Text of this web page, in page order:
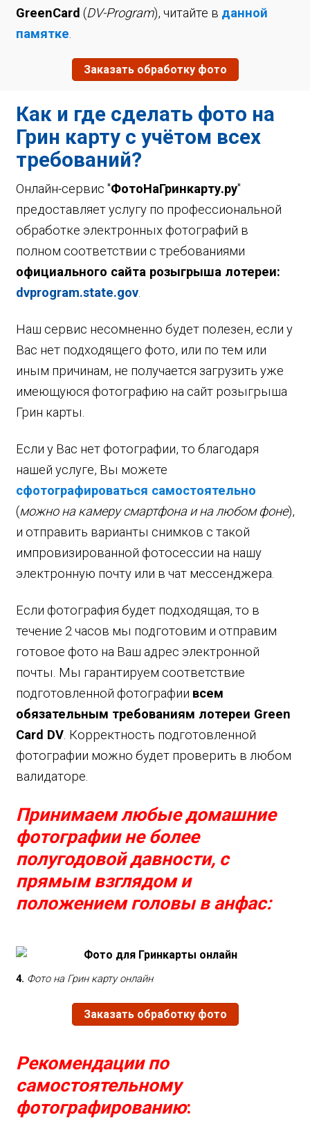
GreenCard (DV-Program), читайте в данной
памятке
Заказать обработку фото
Как и где сделать фото на
Грин карту с учётом всех
требований?
Онлайн-сервис "ФотоНаГринкарту.ру"
предоставляет услугу по профессиональной
обработке электронных фотографий в
полном соответствии с требованиями
официального сайта розыгрыша лотереи:
dvprogram.state.gov.
Наш сервис несомненно будет полезен, если у
Вас нет подходящего фото, или по тем или
иным причинам, не получается загрузить уже
имеющуюся фотографию на сайт розыгрыша
Грин карты.
Если у Вас нет фотографии, то благодаря
нашей услуге, Вы можете
сфотографироваться самостоятельно
(можно на камеру смартфона и на любом фоне),
и отправить варианты снимков с такой
импровизированной фотосессии на нашу
электронную почту или в чат мессенджера.
Если фотография будет подходящая, то в
течение 2 часов мы подготовим и отправим
готовое фото на Ваш адрес электронной
почты. Мы гарантируем соответствие
подготовленной фотографии всем
обязательным требованиям лотереи Green
Card DV. Корректность подготовленной
фотографии можно будет проверить в любом
валидаторе.
Принимаем любые домашние
фотографии не более
полугодовой давности, с
прямым взглядом и
положением головы в анфас:
4. Фото на Грин карту онлайн
Заказать обработку фото
Рекомендации по
самостоятельному
фотографированию: